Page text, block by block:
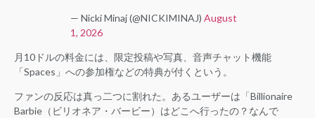
— Nicki Minaj (@NICKIMINAJ) August
1, 2026
月10ドルの料金には、限定投稿や写真、音声チャット機能
「Spaces」への参加権などの特典が付くという。
ファンの反応は真っ二つに割れた。あるユーザーは「Billionaire
Barbie（ビリオネア・バービー）はどこへ行ったの？なんで